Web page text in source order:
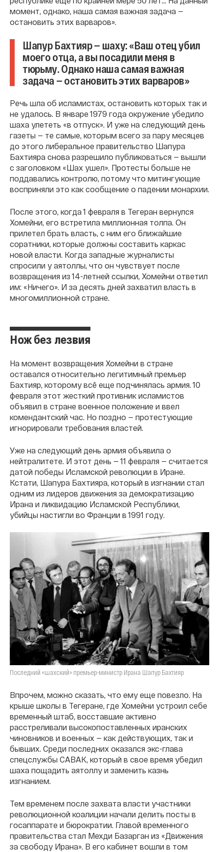
момент, однако, наша самая важная задача —
остановить этих варваров».
Шапур Бахтияр — шаху: «Ваш отец убил
моего отца, а вы посадили меня в
тюрьму. Однако наша самая важная
задача — остановить этих варваров»
Речь шла об исламистах, остановить которых так и
не удалось. В январе 1979 года окружение убедило
шаха улететь «в отпуск». И уже на следующий день
газеты — те самые, которым всего за пару месяцев
до этого либеральное правительство Шапура
Бахтияра снова разрешило публиковаться — вышли
с заголовком «Шах ушел». Протесты больше не
поддавались контролю, потому что митингующие
восприняли это как сообщение о падении монархии.
После этого, когда 1 февраля в Тегеран вернулся
Хомейни, его встретила миллионная толпа. Он
прилетел брать власть, с ним его ближайшие
соратники, которые должны составить каркас
новой власти. Когда западные журналисты
спросили у аятоллы, что он чувствует после
возвращения из 14-летней ссылки, Хомейни ответил
им: «Ничего». И за десять дней захватил власть в
многомиллионной стране.
Нож без лезвия
На момент возвращения Хомейни в стране
оставался относительно легитимный премьер
Бахтияр, которому всё еще подчинялась армия. 10
февраля этот жесткий противник исламистов
объявил в стране военное положение и ввел
комендантский час. Но поздно — протестующие
игнорировали требования властей.
Уже на следующий день армия объявила о
нейтралитете. И этот день — 11 февраля — считается
датой победы Исламской революции в Иране.
Кстати, Шапура Бахтияра, который в изгнании стал
одним из лидеров движения за демократизацию
Ирана и ликвидацию Исламской Республики,
убийцы настигли во Франции в 1991 году.
Последний «шахский» премьер-министр Ирана Шапур Бахтияр
Впрочем, можно сказать, что ему еще повезло. На
крыше школы в Тегеране, где Хомейни устроил себе
временный штаб, восставшие активно
расстреливали высокопоставленных иранских
чиновников и военных — как действующих, так и
бывших. Среди последних оказался экс-глава
спецслужбы САВАК, который в свое время убедил
шаха пощадить аятоллу и заменить казнь
изгнанием.
Тем временем после захвата власти участники
революционной коалиции начали делить посты в
госаппарате и бюрократии. Главой временного
правительства стал Мехди Базарган из «Движения
за свободу Ирана». В его кабинет вошли в том